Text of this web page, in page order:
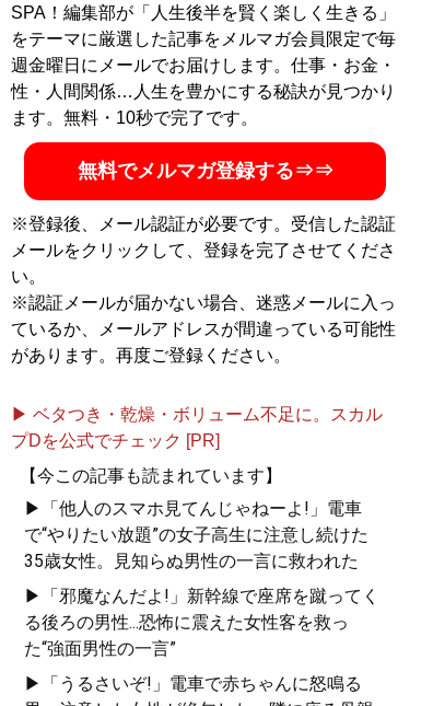
SPA！編集部が「人生後半を賢く楽しく生きる」
をテーマに厳選した記事をメルマガ会員限定で毎
週金曜日にメールでお届けします。仕事・お金・
性・人間関係…人生を豊かにする秘訣が見つかり
ます。無料・10秒で完了です。
無料でメルマガ登録する⇒⇒
※登録後、メール認証が必要です。受信した認証
メールをクリックして、登録を完了させてくださ
い。
※認証メールが届かない場合、迷惑メールに入っ
ているか、メールアドレスが間違っている可能性
があります。再度ご登録ください。
▶ ベタつき・乾燥・ボリューム不足に。スカル
プDを公式でチェック [PR]
【今この記事も読まれています】
▶「他人のスマホ見てんじゃねーよ!」電車
で“やりたい放題”の女子高生に注意し続けた
35歳女性。見知らぬ男性の一言に救われた
▶「邪魔なんだよ!」新幹線で座席を蹴ってく
る後ろの男性...恐怖に震えた女性客を救っ
た“強面男性の一言”
▶「うるさいぞ!」電車で赤ちゃんに怒鳴る